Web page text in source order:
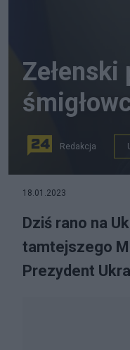
Redakcja
18.01.2023
Dziś rano na
tamtejszego
Prezydent